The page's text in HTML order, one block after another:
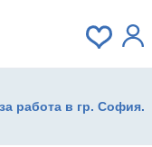
работа в гр. София.